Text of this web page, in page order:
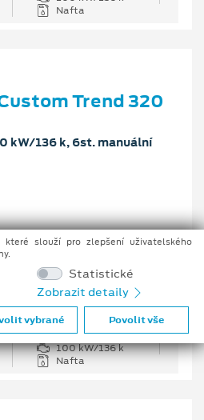
Nafta
Trend 320
kW/136 k, 6st. manuální
100 kW/136 k
Nafta
slouží pro zlepšení uživatelského
Statistické
Zobrazit detaily
vybrané Povolit vše